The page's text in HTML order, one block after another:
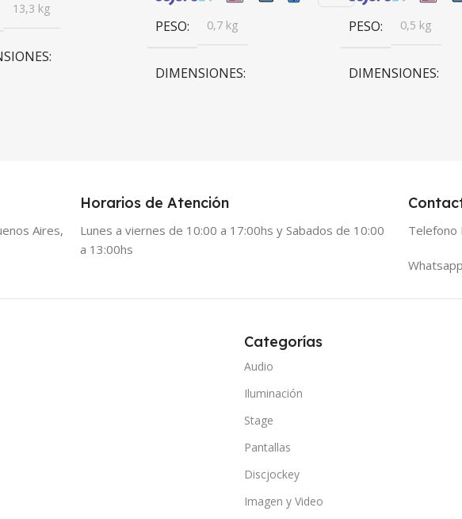
13,3 kg
PESO 0,7 kg
DIMENSIONES
PESO 0,5 kg
DIMENSIONES
Aires,
Horarios de Atención
Lunes a viernes de 10:00 a 17:00hs y Sabados de 10:00
a 13:00hs
Telefono
Categorías
Audio
Iluminación
Stage
Pantallas
Discjockey
Imagen y Video